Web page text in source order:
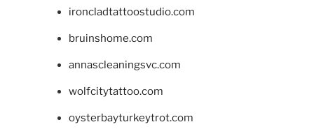
ironcladtattoostudio.com
bruinshome.com
annascleaningsvc.com
wolfcitytattoo.com
oysterbayturkeytrot.com